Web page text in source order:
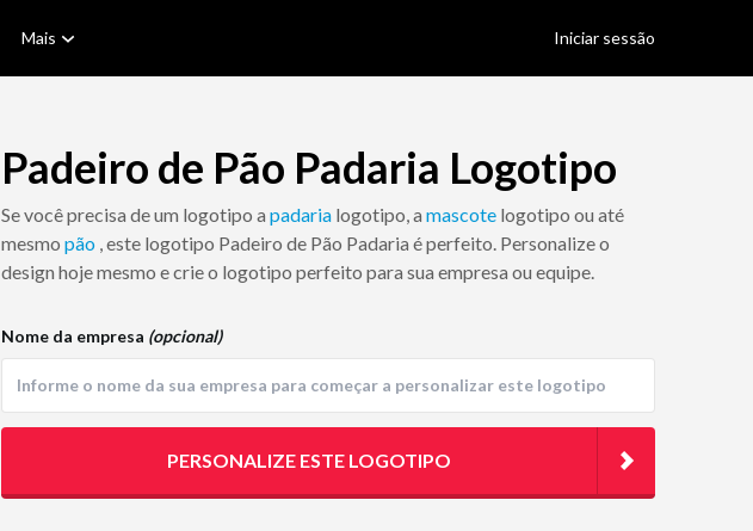
Mais Iniciar sessão
Padeiro de Pão Padaria Logotipo
Se você precisa de um logotipo a padaria logotipo, a mascote logotipo ou até
mesmo pão , este logotipo Padeiro de Pão Padaria é perfeito. Personalize o
design hoje mesmo e crie o logotipo perfeito para sua empresa ou equipe.
Nome da empresa (opcional)
PERSONALIZE ESTE LOGOTIPO